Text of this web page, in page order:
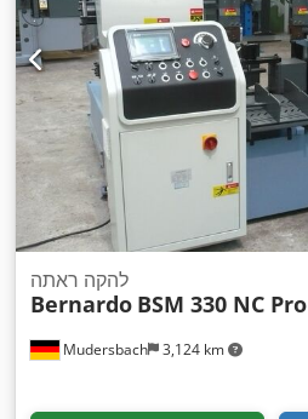
Mudersbach 3,124 km
להקה ראתה
Bernardo BSM 330 NC Pro